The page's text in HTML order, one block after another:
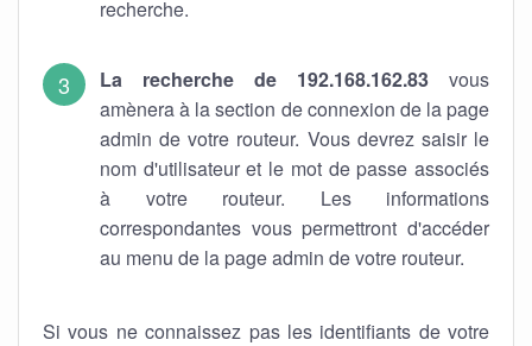
recherche.
La recherche de 192.168.162.83 vous
amènera à la section de connexion de la page
admin de votre routeur. Vous devrez saisir le
nom d'utilisateur et le mot de passe associés
à votre routeur. Les informations
correspondantes vous permettront d'accéder
au menu de la page admin de votre routeur.
Si vous ne connaissez pas les identifiants de votre